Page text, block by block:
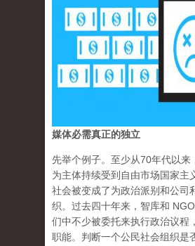
媒体必需真正的独立
先举个例子。至少从70年代以来
为主体持续受到自由市场国家主
社会被变成了为政治派别和公司
织。过去四十年来，智库和
们中不少被委托来执行政治议程
职能。判断一个公民社会组织是